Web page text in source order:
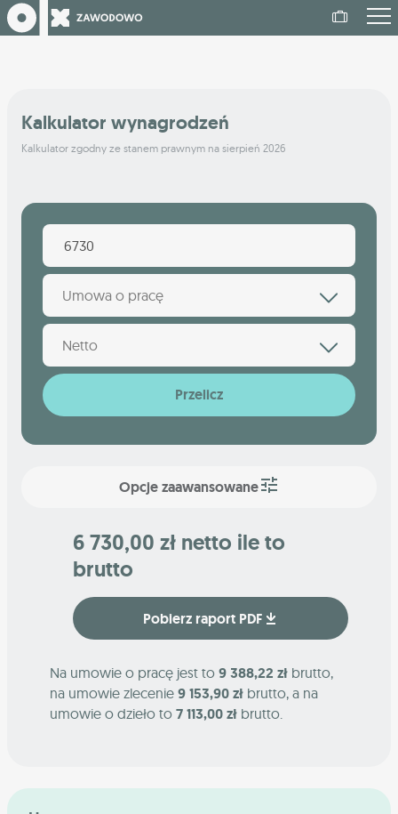
Kalkulator wynagrodzeń
Kalkulator zgodny ze stanem prawnym na sierpień 2026
Umowa o pracę
Netto
Przelicz
Opcje zaawansowane
6 730,00 zł netto ile to
brutto
Pobierz raport PDF
Na umowie o pracę jest to 9 388,22 zł brutto,
na umowie zlecenie 9 153,90 zł brutto, a na
umowie o dzieło to 7 113,00 zł brutto.